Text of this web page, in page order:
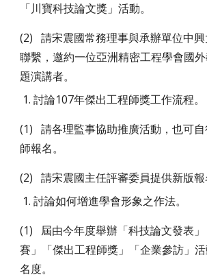
「川寶科技論文獎」活動。
(2) 請宋震國常務理事與承辦單位中
聯繫，邀約一位亞洲精密工程學會國
題演講者。
討論107年傑出工程師獎工作流程。
(1) 請各理監事協助推廣活動，也可
師報名。
(2) 請宋震國主任評審委員提供新版報
討論如何增進學會形象之作法。
(1) 屆由今年度舉辦「科技論文發表
賽」「傑出工程師獎」「企業參訪」
名度。